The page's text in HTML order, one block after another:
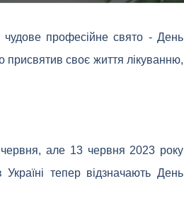
чудове професійне свято - День
присвятив своє життя лікуванню,
але 13 червня 2023 року
тепер відзначають День